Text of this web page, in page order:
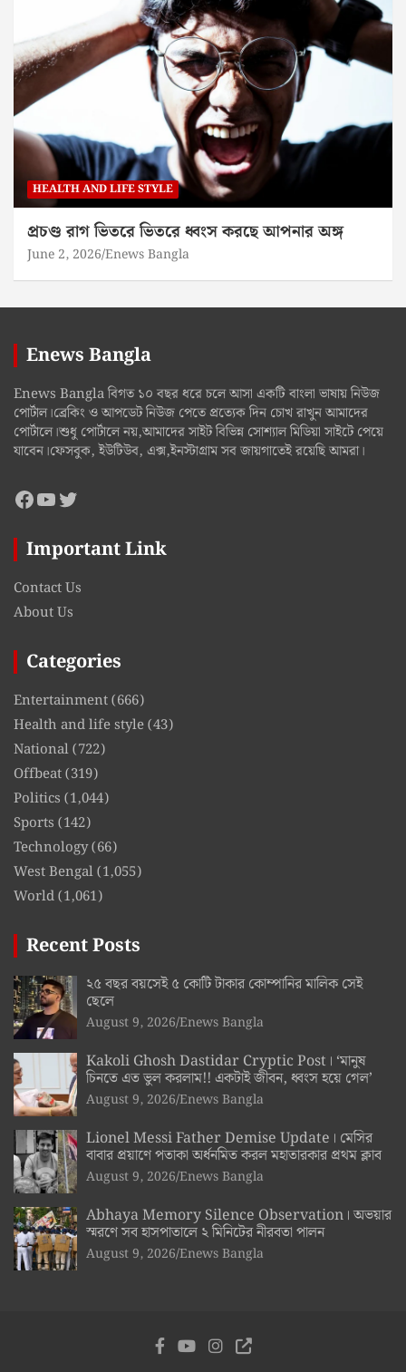
HEALTH AND LIFE STYLE
প্রচণ্ড রাগ ভিতরে ভিতরে ধ্বংস করছে আপনার অঙ্গ
June 2, 2026 Enews Bangla
Enews Bangla
Enews Bangla বিগত ১০ বছর ধরে চলে আসা একটি বাংলা ভাষায় নিউজ
পোর্টাল।ব্রেকিং ও আপডেট নিউজ পেতে প্রত্যেক দিন চোখ রাখুন আমাদের
পোর্টালে।শুধু পোর্টালে নয়,আমাদের সাইট বিভিন্ন সোশ্যাল মিডিয়া সাইটে পেয়ে
যাবেন।ফেসবুক, ইউটিউব, এক্স,ইনস্টাগ্রাম সব জায়গাতেই রয়েছি আমরা।
Facebook
YouTube
Twitter
Important Link
Contact Us
About Us
Categories
Entertainment(666)
Health and life style(43)
National(722)
Offbeat(319)
Politics (1,044)
Sports (142)
Technology(66)
West Bengal(1,055)
World(1,061)
Recent Posts
২৫ বছর বয়সেই ৫ কোটি টাকার কোম্পানির মালিক সেই
ছেলে
August 9, 2026 Enews Bangla
Kakoli Ghosh Dastidar Cryptic Post। ‘মানুষ
চিনতে এত ভুল করলাম!! একটাই জীবন, ধ্বংস হয়ে গেল’
August 9, 2026 Enews Bangla
Lionel Messi Father Demise Update। মেসির
বাবার প্রয়াণে পতাকা অর্ধনমিত করল মহাতারকার প্রথম ক্লাব
August 9, 2026 Enews Bangla
Abhaya Memory Silence Observation। অভয়ার
স্মরণে সব হাসপাতালে ২ মিনিটের নীরবতা পালন
August 9, 2026 Enews Bangla